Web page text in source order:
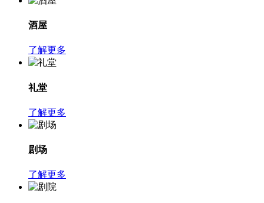
酒屋
了解更多
礼堂
了解更多
剧场
了解更多